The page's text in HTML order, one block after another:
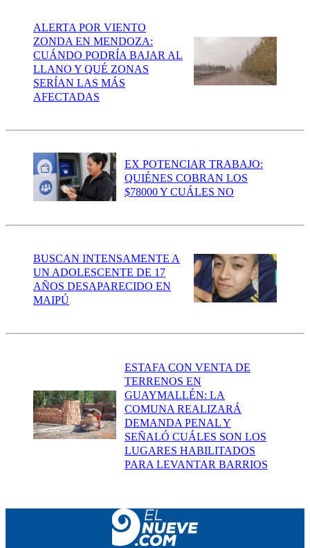
ALERTA POR VIENTO
ZONDA EN MENDOZA:
CUÁNDO PODRÍA BAJAR AL
LLANO Y QUÉ ZONAS
SERÍAN LAS MÁS
AFECTADAS
EX POTENCIAR TRABAJO:
QUIÉNES COBRAN LOS
$78000 Y CUÁLES NO
BUSCAN INTENSAMENTE A
UN ADOLESCENTE DE 17
AÑOS DESAPARECIDO EN
MAIPÚ
ESTAFA CON VENTA DE
TERRENOS EN
GUAYMALLÉN: LA
COMUNA REALIZARÁ
DEMANDA PENAL Y
SEÑALÓ CUÁLES SON LOS
LUGARES HABILITADOS
PARA LEVANTAR BARRIOS